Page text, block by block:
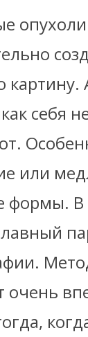
опухоли
картину.
себя
или
формы. В
очень